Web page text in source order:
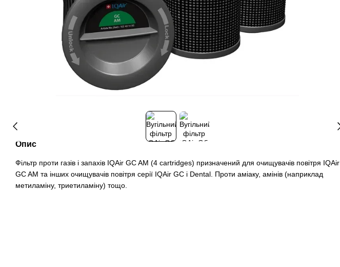
Опис
Фільтр проти газів і запахів IQAir GC AM (4 cartridges) призначений для очищувачів повітря IQAir
GC AM та інших очищувачів повітря серії IQAir GC і Dental. Проти аміаку, амінів (наприклад
метиламіну, триетиламіну) тощо.